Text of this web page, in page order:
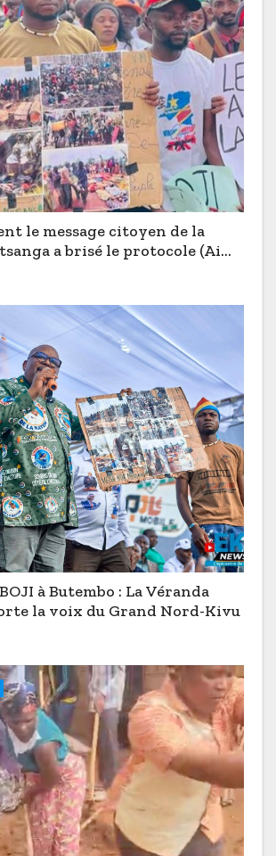
le message citoyen de la
a brisé le protocole (Aimé
à Butembo : La Véranda
la voix du Grand Nord-Kivu